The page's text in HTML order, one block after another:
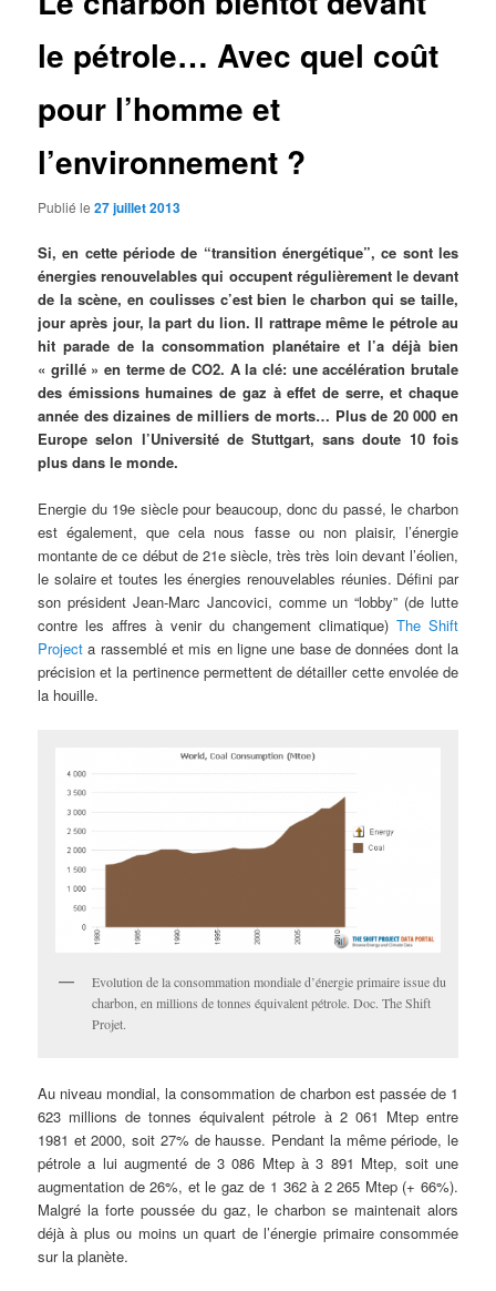
le pétrole… Avec quel coût
pour l’homme et
l’environnement ?
Publié le27 juillet 2013
Si, en cette période de “transition énergétique”, ce sont les
énergies renouvelables qui occupent régulièrement le devant
de la scène, en coulisses c’est bien le charbon qui se taille,
jour après jour, la part du lion. Il rattrape même le pétrole au
hit parade de la consommation planétaire et l’a déjà bien
« grillé » en terme de CO2. A la clé: une accélération brutale
des émissions humaines de gaz à effet de serre, et chaque
année des dizaines de milliers de morts… Plus de 20 000 en
Europe selon l’Université de Stuttgart, sans doute 10 fois
plus dans le monde.
Energie du 19e siècle pour beaucoup, donc du passé, le charbon
est également, que cela nous fasse ou non plaisir, l’énergie
montante de ce début de 21e siècle, très très loin devant l’éolien,
le solaire et toutes les énergies renouvelables réunies. Défini par
son président Jean-Marc Jancovici, comme un “lobby” (de lutte
contre les affres à venir du changement climatique) The Shift
Project a rassemblé et mis en ligne une base de données dont la
précision et la pertinence permettent de détailler cette envolée de
la houille.
Evolution de la consommation mondiale d’énergie primaire issue du
charbon, en millions de tonnes équivalent pétrole. Doc. The Shift
Projet.
Au niveau mondial, la consommation de charbon est passée de 1
623 millions de tonnes équivalent pétrole à 2 061 Mtep entre
1981 et 2000, soit 27% de hausse. Pendant la même période, le
pétrole a lui augmenté de 3 086 Mtep à 3 891 Mtep, soit une
augmentation de 26%, et le gaz de 1 362 à 2 265 Mtep (+ 66%).
Malgré la forte poussée du gaz, le charbon se maintenait alors
déjà à plus ou moins un quart de l’énergie primaire consommée
sur la planète.